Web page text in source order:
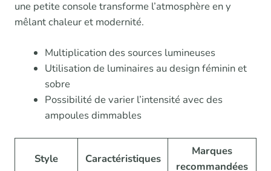
une petite console transforme l’atmosphère en y
mêlant chaleur et modernité.
Multiplication des sources lumineuses
Utilisation de luminaires au design féminin et
sobre
Possibilité de varier l’intensité avec des
ampoules dimmables
Style Caractéristiques
Marques
recommandées